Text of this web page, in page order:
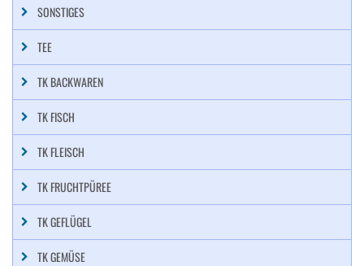
SONSTIGES
TEE
TK BACKWAREN
TK FISCH
TK FLEISCH
TK FRUCHTPÜREE
TK GEFLÜGEL
TK GEMÜSE